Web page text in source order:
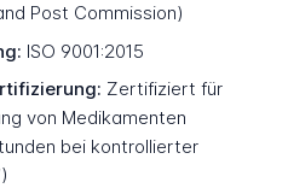
Post Commission)
ISO 9001:2015
Zertifiziert für
von Medikamenten
bei kontrollierter